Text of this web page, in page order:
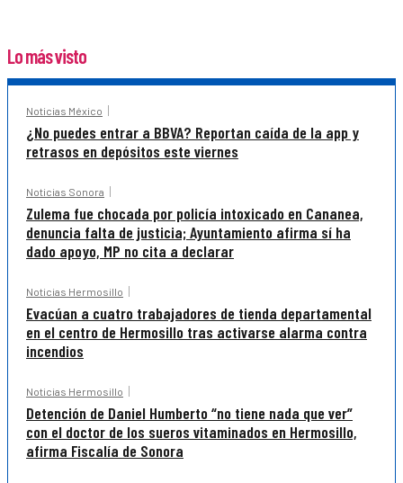
Lo más visto
Noticias México
¿No puedes entrar a BBVA? Reportan caída de la app y
retrasos en depósitos este viernes
Noticias Sonora
Zulema fue chocada por policía intoxicado en Cananea,
denuncia falta de justicia; Ayuntamiento afirma sí ha
dado apoyo, MP no cita a declarar
Noticias Hermosillo
Evacúan a cuatro trabajadores de tienda departamental
en el centro de Hermosillo tras activarse alarma contra
incendios
Noticias Hermosillo
Detención de Daniel Humberto “no tiene nada que ver”
con el doctor de los sueros vitaminados en Hermosillo,
afirma Fiscalía de Sonora